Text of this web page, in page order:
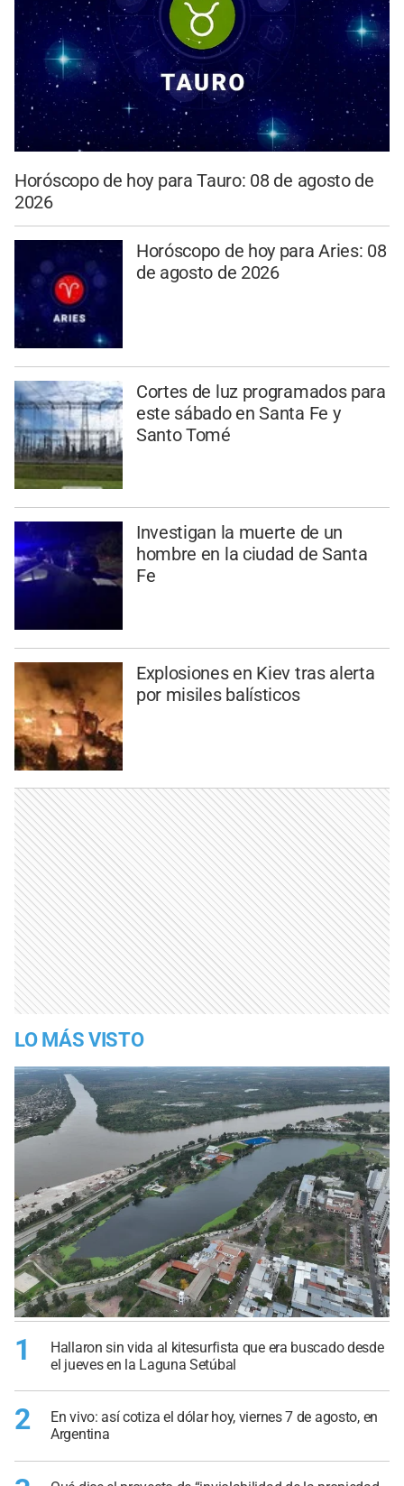
Horóscopo de hoy para Tauro: 08 de agosto de
2026
Horóscopo de hoy para Aries: 08
de agosto de 2026
Cortes de luz programados para
este sábado en Santa Fe y
Santo Tomé
Investigan la muerte de un
hombre en la ciudad de Santa
Fe
Explosiones en Kiev tras alerta
por misiles balísticos
LO MÁS VISTO
1
Hallaron sin vida al kitesurfista que era buscado desde
el jueves en la Laguna Setúbal
2
En vivo: así cotiza el dólar hoy, viernes 7 de agosto, en
Argentina